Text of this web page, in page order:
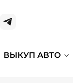
ВЫКУП АВТО